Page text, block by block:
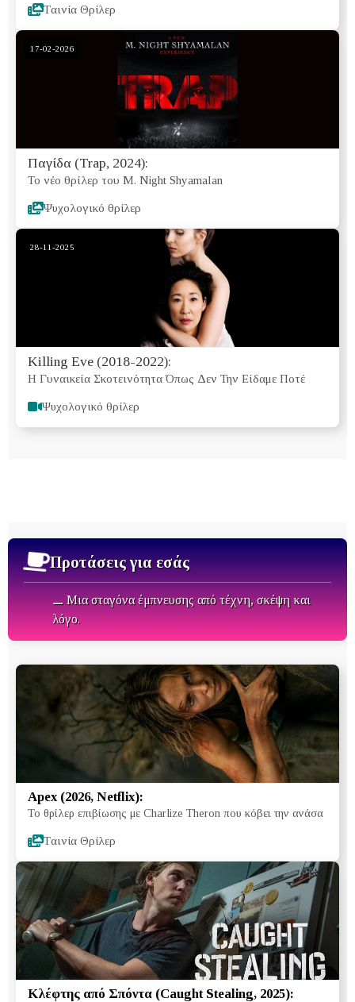
Tαινία Θρίλερ
17-02-2026
Παγίδα (Trap, 2024):
Το νέο θρίλερ του M. Night Shyamalan
Ψυχολογικό θρίλερ
28-11-2025
Killing Eve (2018-2022):
Η Γυναικεία Σκοτεινότητα Όπως Δεν Την Είδαμε Ποτέ
Ψυχολογικό θρίλερ
Προτάσεις για εσάς
⚊ Μια σταγόνα έμπνευσης από τέχνη, σκέψη και
λόγο.
Apex (2026, Netflix):
Το θρίλερ επιβίωσης με Charlize Theron που κόβει την ανάσα
Tαινία Θρίλερ
Κλέφτης από Σπόντα (Caught Stealing, 2025):